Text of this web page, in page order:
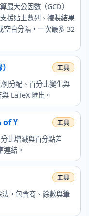
最大公因數（GCD）
援貼上數列、複製結果
空白分隔，一次最多 32
分配、百分比變化與
LaTeX 匯出。
of Y
比增減與百分點差
連結。
，包含商、餘數與筆